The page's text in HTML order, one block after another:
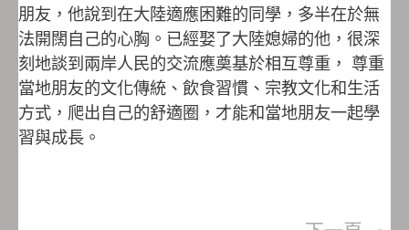
朋友，他說到在大陸適應困難的同學，多半在於無
法開闊自己的心胸。已經娶了大陸媳婦的他，很深
刻地談到兩岸人民的交流應奠基於相互尊重， 尊重
當地朋友的文化傳統、飲食習慣、宗教文化和生活
方式，爬出自己的舒適圈，才能和當地朋友一起學
習與成長。